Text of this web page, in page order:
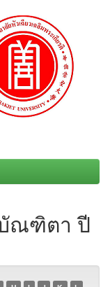
บัณฑิตา ปี